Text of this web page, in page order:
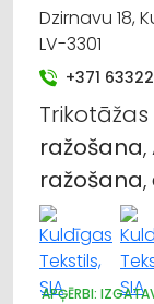
Apģērbi:
Mēbeļu
Trauki
Audumu un
Darba
Dzirnavu 18,
LV-3301
+371
ražošana
ražošana
APĢĒRBI: